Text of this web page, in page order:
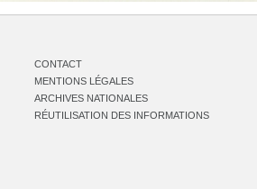
CONTACT
MENTIONS LÉGALES
ARCHIVES NATIONALES
RÉUTILISATION DES INFORMATIONS